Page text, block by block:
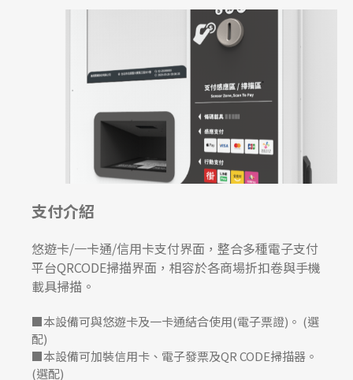
支付介紹
悠遊卡/一卡通/信用卡支付界面，整合多種電子支付
平台QRCODE掃描界面，相容於各商場折扣卷與手機
載具掃描。
■本設備可與悠遊卡及一卡通結合使用(電子票證)。 (選
配)
■本設備可加裝信用卡、電子發票及QR CODE掃描器。
(選配)